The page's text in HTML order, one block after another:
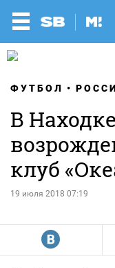
ФУТБОЛ
В
клуб
19 июля 2018 07:19
R